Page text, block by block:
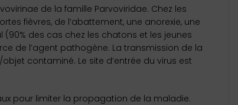
de la famille Parvoviridae. Chez les
fièvres, de l’abattement, une anorexie, une
des cas chez les chatons et les jeunes
de l’agent pathogène. La transmission de la
contaminé. Le site d’entrée du virus est
pour limiter la propagation de la maladie.